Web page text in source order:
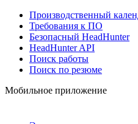
Производственный
Требования к ПО
Безопасный HeadHunter
HeadHunter API
Поиск работы
Поиск по резюме
Мобильное приложение